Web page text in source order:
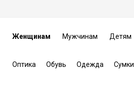
Женщинам Мужчинам Детям
Оптика Обувь Одежда Сумки